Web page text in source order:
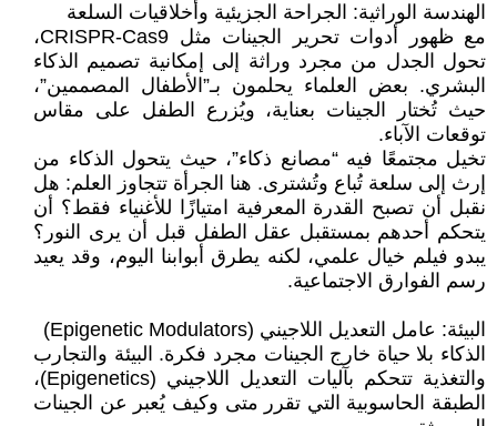
الهندسة الوراثية: الجراحة الجزيئية وأخلاقيات السلعة
مع ظهور أدوات تحرير الجينات مثل CRISPR-Cas9،
تحول الجدل من مجرد وراثة إلى إمكانية تصميم الذكاء
البشري. بعض العلماء يحلمون بـ”الأطفال المصممين”،
حيث تُختار الجينات بعناية، ويُزرع الطفل على مقاس
توقعات الآباء.
تخيل مجتمعًا فيه “مصانع ذكاء”، حيث يتحول الذكاء من
إرث إلى سلعة تُباع وتُشترى. هنا الجرأة تتجاوز العلم: هل
نقبل أن تصبح القدرة المعرفية امتيازًا للأغنياء فقط؟ أن
يتحكم أحدهم بمستقبل عقل الطفل قبل أن يرى النور؟
يبدو فيلم خيال علمي، لكنه يطرق أبوابنا اليوم، وقد يعيد
رسم الفوارق الاجتماعية.
البيئة: عامل التعديل اللاجيني (Epigenetic Modulators)
الذكاء بلا حياة خارج الجينات مجرد فكرة. البيئة والتجارب
والتغذية تتحكم بآليات التعديل اللاجيني (Epigenetics)،
الطبقة الحاسوبية التي تقرر متى وكيف يُعبر عن الجينات